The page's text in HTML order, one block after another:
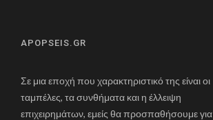
APOPSEIS.GR
Σε μια εποχή που χαρακτηριστικό της είναι οι
ταμπέλες, τα συνθήματα και η έλλειψη
επιχειρημάτων, εμείς θα προσπαθήσουμε για